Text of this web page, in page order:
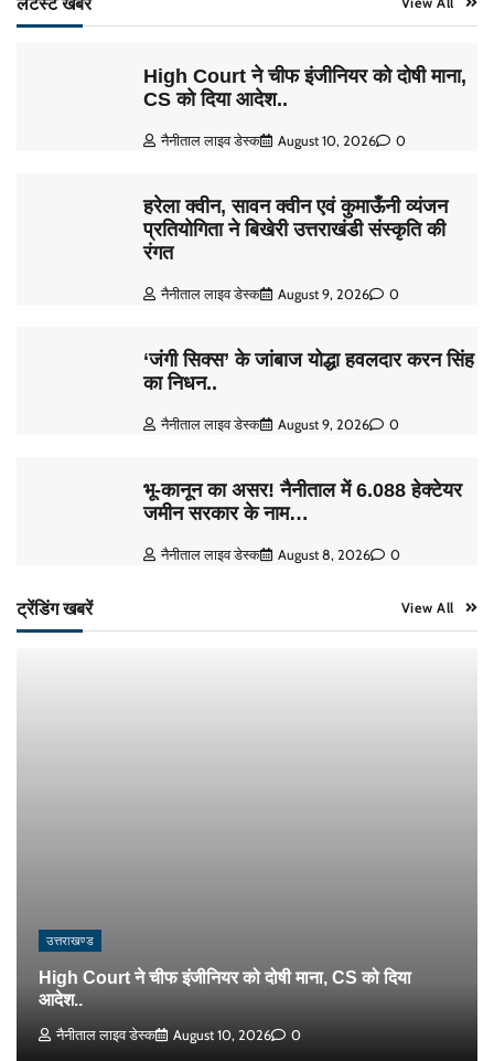
High Court ने चीफ इंजीनियर को दोषी माना,
CS को दिया आदेश..
नैनीताल लाइव डेस्क August 10, 2026 0
हरेला क्वीन, सावन क्वीन एवं कुमाऊँनी व्यंजन
प्रतियोगिता ने बिखेरी उत्तराखंडी संस्कृति की
रंगत
नैनीताल लाइव डेस्क August 9, 2026 0
‘जंगी सिक्स’ के जांबाज योद्धा हवलदार करन सिंह
का निधन..
नैनीताल लाइव डेस्क August 9, 2026 0
भू-कानून का असर! नैनीताल में 6.088 हेक्टेयर
जमीन सरकार के नाम…
नैनीताल लाइव डेस्क August 8, 2026 0
ट्रेंडिंग खबरें View All
उत्तराखण्ड
High Court ने चीफ इंजीनियर को दोषी माना, CS को दिया
आदेश..
नैनीताल लाइव डेस्क August 10, 2026 0